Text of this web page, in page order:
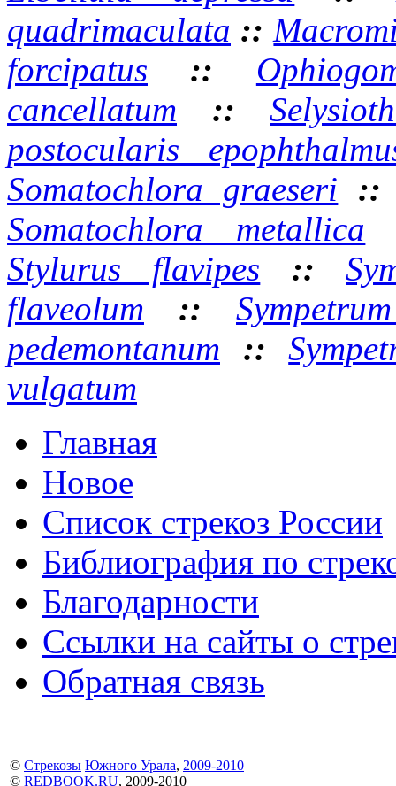
quadrimaculata ::
forcipatus ::
cancellatum ::
postocularis
Somatochlora graeseri
Somatochlora metallica
Stylurus flavipes ::
flaveolum ::
pedemontanum ::
vulgatum
Главная
Новое
Список стрекоз России
Библиография по
Благодарности
Ссылки на сайты о
Обратная связь
© Стрекозы Южного Урала, 2009-2010
© REDBOOK.RU, 2009-2010